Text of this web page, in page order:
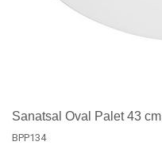
Sanatsal Oval Palet 43 cm
BPP134